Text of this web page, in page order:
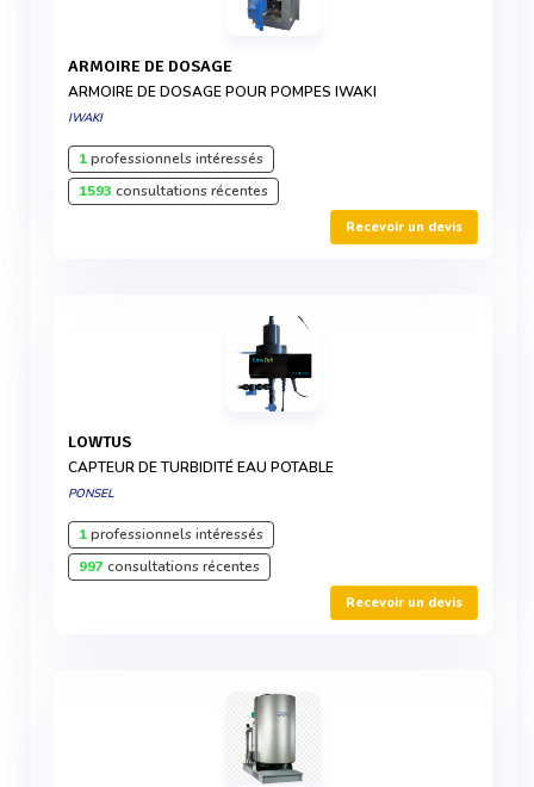
ARMOIRE DE DOSAGE
ARMOIRE DE DOSAGE POUR POMPES IWAKI
IWAKI
1professionnels intéressés
1593 consultations récentes
Recevoir un devis
LOWTUS
CAPTEUR DE TURBIDITÉ EAU POTABLE
PONSEL
1professionnels intéressés
997consultations récentes
Recevoir un devis